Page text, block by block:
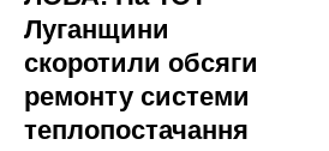
Луганщини
скоротили обсяги
ремонту системи
теплопостачання